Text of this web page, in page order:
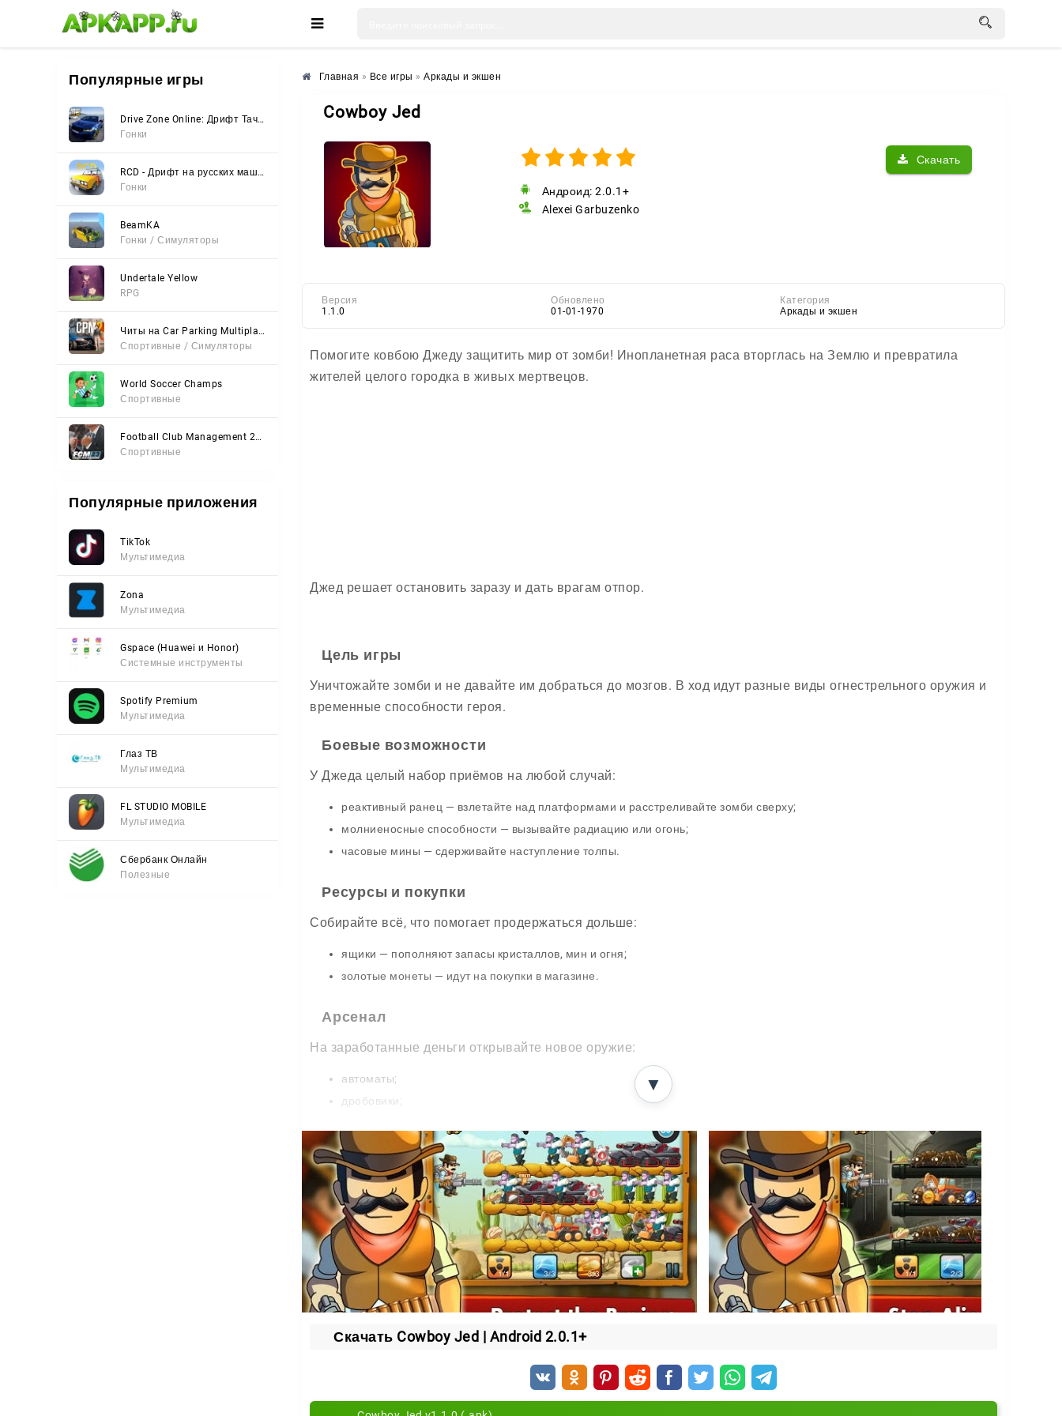
🌸 🌼 🌺
Популярные игры
Drive Zone Online: Дрифт Тачки
Гонки
RCD - Дрифт на русских машинах
Гонки
BeamKA
Гонки / Симуляторы
Undertale Yellow
RPG
Читы на Car Parking Multiplayer 2 (Все открыто, Мод-Меню)
Спортивные / Симуляторы
World Soccer Champs
Спортивные
Football Club Management 2023
Спортивные
Популярные приложения
TikTok
Мультимедиа
Zona
Мультимедиа
Gspace (Huawei и Honor)
Системные инструменты
Spotify Premium
Мультимедиа
Глаз ТВ
Мультимедиа
FL STUDIO MOBILE
Мультимедиа
Сбербанк Онлайн
Полезные
Главная » Все игры » Аркады и экшен
Cowboy Jed
Скачать
Андроид: 2.0.1+
Alexei Garbuzenko
Версия
1.1.0
Обновлено
01-01-1970
Категория
Аркады и экшен
Помогите ковбою Джеду защитить мир от зомби! Инопланетная раса вторглась на Землю и превратила
жителей целого городка в живых мертвецов.
Джед решает остановить заразу и дать врагам отпор.
Цель игры
Уничтожайте зомби и не давайте им добраться до мозгов. В ход идут разные виды огнестрельного оружия и
временные способности героя.
Боевые возможности
У Джеда целый набор приёмов на любой случай:
реактивный ранец — взлетайте над платформами и расстреливайте зомби сверху;
молниеносные способности — вызывайте радиацию или огонь;
часовые мины — сдерживайте наступление толпы.
Ресурсы и покупки
Собирайте всё, что помогает продержаться дольше:
ящики — пополняют запасы кристаллов, мин и огня;
золотые монеты — идут на покупки в магазине.
Арсенал
На заработанные деньги открывайте новое оружие:
автоматы;
дробовики;
бомбы.
Прокачка героя
Развивайте характеристики Джеда, чтобы он стал крепче и опаснее:
ум;
выносливость;
разрушительная сила.
▼
Скачать Cowboy Jed | Android 2.0.1+